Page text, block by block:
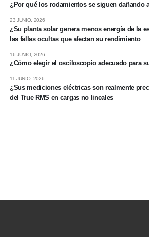
¿Por qué los rodamientos se siguen dañando
¿Su planta solar genera menos energía de la
las fallas ocultas que afectan su rendimiento
23 JUNIO, 2026
¿Cómo elegir el osciloscopio adecuado para
16 JUNIO, 2026
¿Sus mediciones eléctricas son realmente
del True RMS en cargas no lineales
11 JUNIO, 2026